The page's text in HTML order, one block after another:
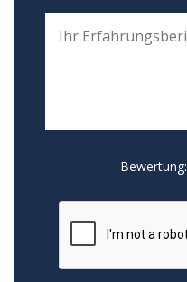
Bewertung: